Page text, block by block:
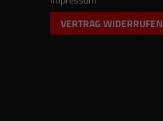
VERTRAG WIDERRUFEN